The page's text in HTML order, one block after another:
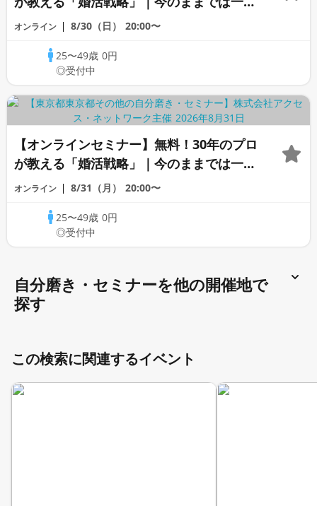
変わらないと感じる男性へ
オンライン 8/30（日） 20:00〜
25〜49歳0円
◎受付中
【オンラインセミナー】無料！30年のプロ
が教える「婚活戦略」｜今のままでは一生
変わらないと感じる男性へ
オンライン 8/31（月） 20:00〜
25〜49歳0円
◎受付中
自分磨き・セミナーを他の開催地で
探す
この検索に関連するイベント